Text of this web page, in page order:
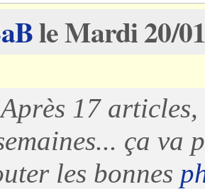
le Mardi 20/
Après 17
ça va
les bonnes